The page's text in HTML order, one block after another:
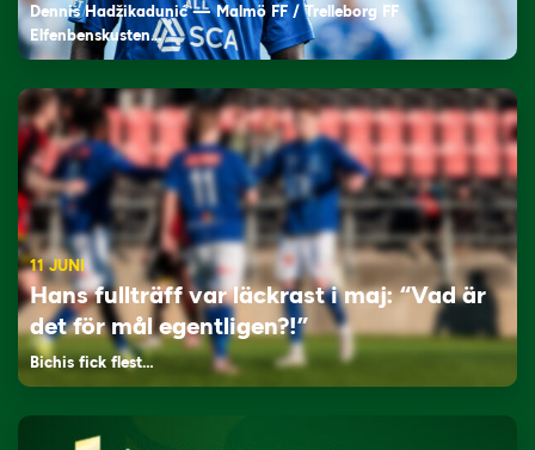
Dennis Hadžikadunić — Malmö FF / Trelleborg FF
Elfenbenskusten…
11 JUNI
Hans fullträff var läckrast i maj: “Vad är
det för mål egentligen?!”
Bichis fick flest…